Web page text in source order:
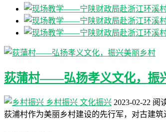
荻蒲村——弘扬孝义文化，振
乡村振兴 文化振兴 2023-02-22 阅
荻浦村作为美丽乡村建设的先行军，对古建